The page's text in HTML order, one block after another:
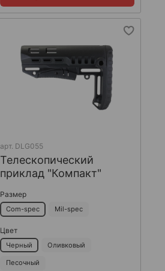
арт. DLG055
Телескопический
приклад "Компакт"
Размер
Com-spec Mil-spec
Цвет
Черный Оливковый
Песочный